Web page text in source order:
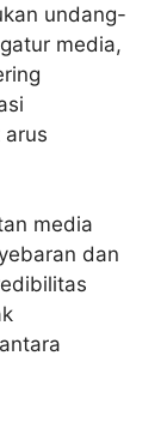
undang-
media,
media
dan